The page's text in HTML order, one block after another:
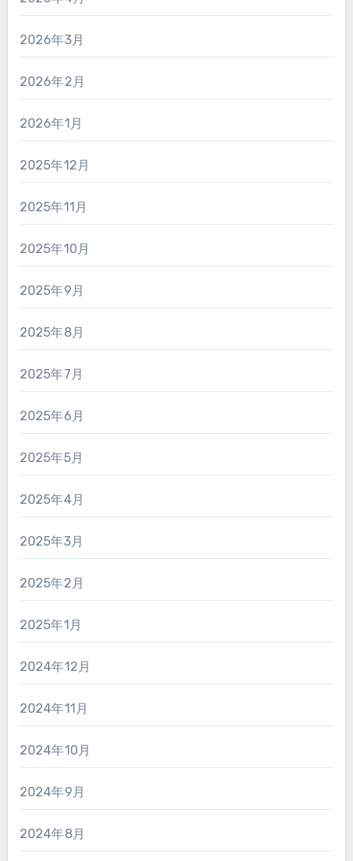
2026年3月
2026年2月
2026年1月
2025年12月
2025年11月
2025年10月
2025年9月
2025年8月
2025年7月
2025年6月
2025年5月
2025年4月
2025年3月
2025年2月
2025年1月
2024年12月
2024年11月
2024年10月
2024年9月
2024年8月